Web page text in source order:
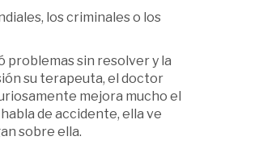
los criminales o los
problemas sin resolver y la
su terapeuta, el doctor
mejora mucho el
de accidente, ella ve
sobre ella.